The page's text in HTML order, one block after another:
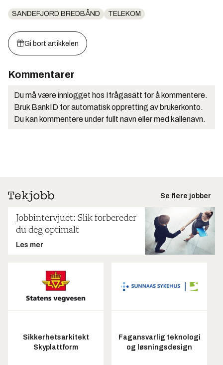
SANDEFJORD BREDBÅND TELEKOM
Gi bort artikkelen
Kommentarer
Du må være innlogget hos Ifrågasätt for å kommentere.
Bruk BankID for automatisk oppretting av brukerkonto.
Du kan kommentere under fullt navn eller med kallenavn.
Se flere jobber
Jobbintervjuet: Slik forbereder
du deg optimalt
Les mer
Sikkerhetsarkitekt
Skyplattform
Fagansvarlig teknologi
og løsningsdesign